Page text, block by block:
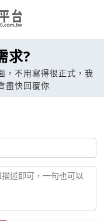
求?
，不用寫得很正式，我
盡快回覆你